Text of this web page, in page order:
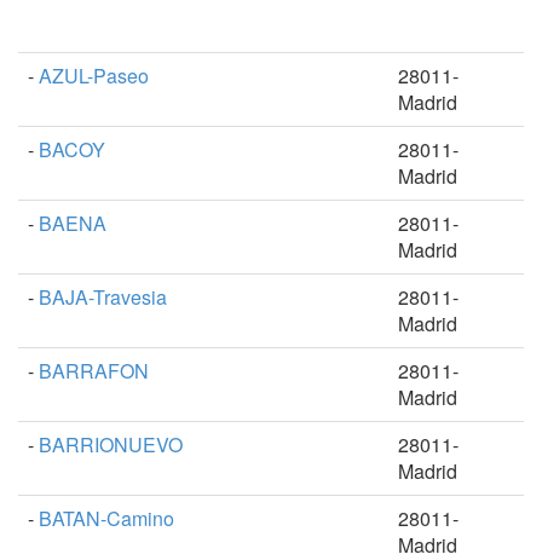
-AZUL-Paseo
28011-
Madrid
- BACOY
28011-
Madrid
- BAENA
28011-
Madrid
- BAJA-Travesia
28011-
Madrid
- BARRAFON
28011-
Madrid
- BARRIONUEVO
28011-
Madrid
- BATAN-Camino
28011-
Madrid